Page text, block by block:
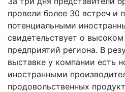
провели более 30 встреч и
потенциальными
свидетельствует о
предприятий региона. В
выставке у компании есть
иностранными
продовольственных